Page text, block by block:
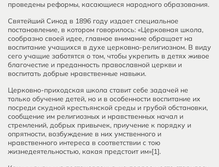
проведены реформы, касающиеся народного образования.
Святейший Синод в 1896 году издает специальное
постановление, в котором говорилось: «Церковная школа,
сообразно своей идее, главное внимание обращает на
воспитание учащихся в духе церковно-религиозном. В виду
сего учащие заботятся о том, чтобы укрепить в детях живое
благочестие и преданность православной церкви и
воспитать добрые нравственные навыки.
Церковно-приходская школа ставит себе задачей не
только обучение детей, но и в особенности воспитание их
посреди скудной крестьянской среды и грубой обстановки,
сообщение им религиозных и нравственных начал и
стремлений, добрых привычек, приучение к порядку и
опрятности, возбуждение в них умственного и
нравственного интереса в соответствии с тою
жизнедеятельностью, какая предстоит им»[1].